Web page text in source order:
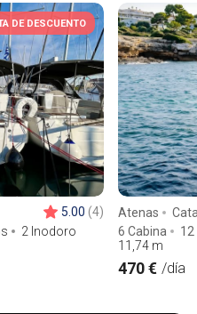
DE DESCUENTO
2 Inodoro
5.00 (4) Atenas
6 Cabina
11,74 m
470 € /día